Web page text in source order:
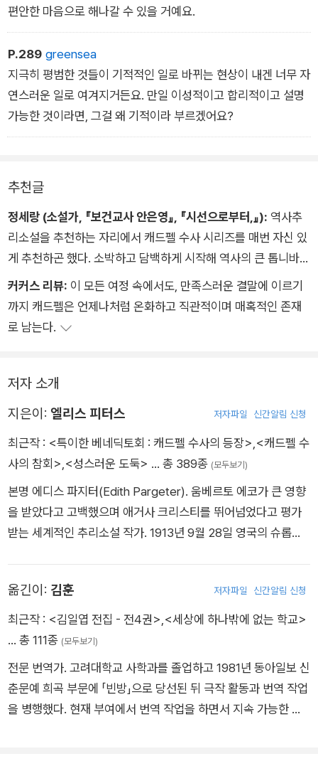
편안한 마음으로 해나갈 수 있을 거예요.
P.289 greensea
지극히 평범한 것들이 기적적인 일로 바뀌는 현상이 내겐 너무 자
연스러운 일로 여겨지거든요. 만일 이성적이고 합리적이고 설명
가능한 것이라면, 그걸 왜 기적이라 부르겠어요?
추천글
정세랑 (소설가, 『보건교사 안은영』, 『시선으로부터,』): 역사추
리소설을 추천하는 자리에서 캐드펠 수사 시리즈를 매번 자신 있
게 추천하곤 했다. 소박하고 담백하게 시작해 역사의 큰 톱니바퀴
와 힘 있게 맞물려 들어가는 이 놀라운 이야기에 대해 말할 때 한
없이 행복했다. 엘리스 피터스가 육십대 중반에 이처럼 대단한 시
리즈를 시작했다는 것을 떠올리면 마음에 환한 빛이 든다. 먼 길
고, 심혈을 다해 빚은 이야기는 시간과 공간을 뛰어넘는다는 것을
커커스 리뷰: 이 모든 여정 속에서도, 만족스러운 결말에 이르기
까지 캐드펠은 언제나처럼 온화하고 직관적이며 매혹적인 존재
로 남는다.
저자 소개
지은이: 엘리스 피터스 저자파일 신간알림 신청
최근작 : <특이한 베네딕토회 : 캐드펠 수사의 등장>,<캐드펠 수
사의 참회>,<성스러운 도둑> … 총 389종 (모두보기)
본명 에디스 파지터(Edith Pargeter). 움베르토 에코가 큰 영향
을 받았다고 고백했으며 애거사 크리스티를 뛰어넘었다고 평가
받는 세계적인 추리소설 작가. 1913년 9월 28일 영국의 슈롭셔
녀가 쌓은 이러한 다양한 경험과 이력은 소설 속에 고스란히 녹아
있다. 1939년 첫 소설 『네로의 친구 호르텐시우스』를 발표하면
서 작품 활동을 시작하였으며, 1963년 『죽음과 즐거운 여자』로
970년에는 ‘현대문학에 지대한 공헌을 했다’는 치사와 함께 ‘마
크 트웨인의 딸’이라는 호칭을 얻었으며, 1977년 『유골에 대한
기이한 취향』을 발표하며 시작된 캐드펠 수사 시리즈로 큰 사랑
옮긴이: 김훈 저자파일 신간알림 신청
최근작 : <김일엽 전집 - 전4권>,<세상에 하나밖에 없는 학교>
… 총 111종 (모두보기)
전문 번역가. 고려대학교 사학과를 졸업하고 1981년 동아일보 신
춘문예 희곡 부문에 「빈방」으로 당선된 뒤 극작 활동과 번역 작업
을 병행했다. 현재 부여에서 번역 작업을 하면서 지속 가능한 자